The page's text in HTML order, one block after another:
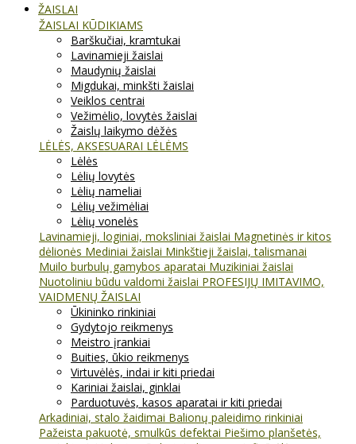
ŽAISLAI
ŽAISLAI KŪDIKIAMS
Barškučiai, kramtukai
Lavinamieji žaislai
Maudynių žaislai
Migdukai, minkšti žaislai
Veiklos centrai
Vežimėlio, lovytės žaislai
Žaislų laikymo dėžės
LĖLĖS, AKSESUARAI LĖLĖMS
Lėlės
Lėlių lovytės
Lėlių nameliai
Lėlių vežimėliai
Lėlių vonelės
Lavinamieji, loginiai, moksliniai žaislai Magnetinės ir kitos
dėlionės Mediniai žaislai Minkštieji žaislai, talismanai
Muilo burbulų gamybos aparatai Muzikiniai žaislai
Nuotoliniu būdu valdomi žaislai PROFESIJŲ IMITAVIMO,
VAIDMENŲ ŽAISLAI
Ūkininko rinkiniai
Gydytojo reikmenys
Meistro įrankiai
Buities, ūkio reikmenys
Virtuvėlės, indai ir kiti priedai
Kariniai žaislai, ginklai
Parduotuvės, kasos aparatai ir kiti priedai
Arkadiniai, stalo žaidimai Balionų paleidimo rinkiniai
Pažeista pakuotė, smulkūs defektai Piešimo planšetės,